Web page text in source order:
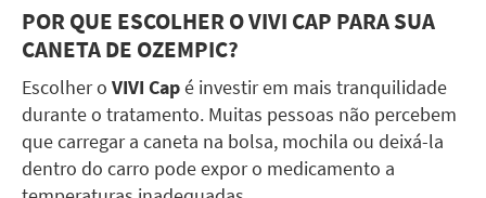
POR QUE ESCOLHER O VIVI CAP PARA SUA
CANETA DE OZEMPIC?
Escolher o VIVI Capé investir em mais tranquilidade
durante o tratamento. Muitas pessoas não percebem
que carregar a caneta na bolsa, mochila ou deixá-la
dentro do carro pode expor o medicamento a